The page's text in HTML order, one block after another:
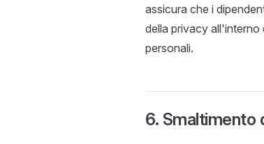
assicura che i
della privacy all'interno
personali.
6. Smaltimento